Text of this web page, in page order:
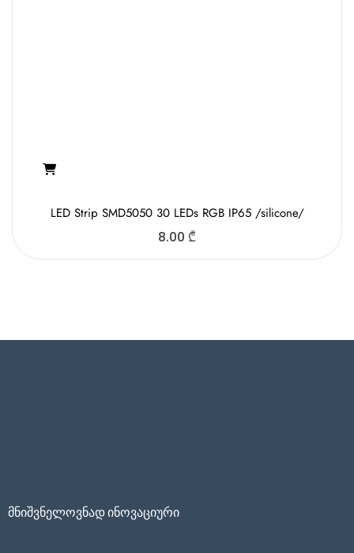
LED Strip SMD5050 30 LEDs RGB IP65 /silicone/
8.00 ₾
მნიშვნელოვნად ინოვაციური